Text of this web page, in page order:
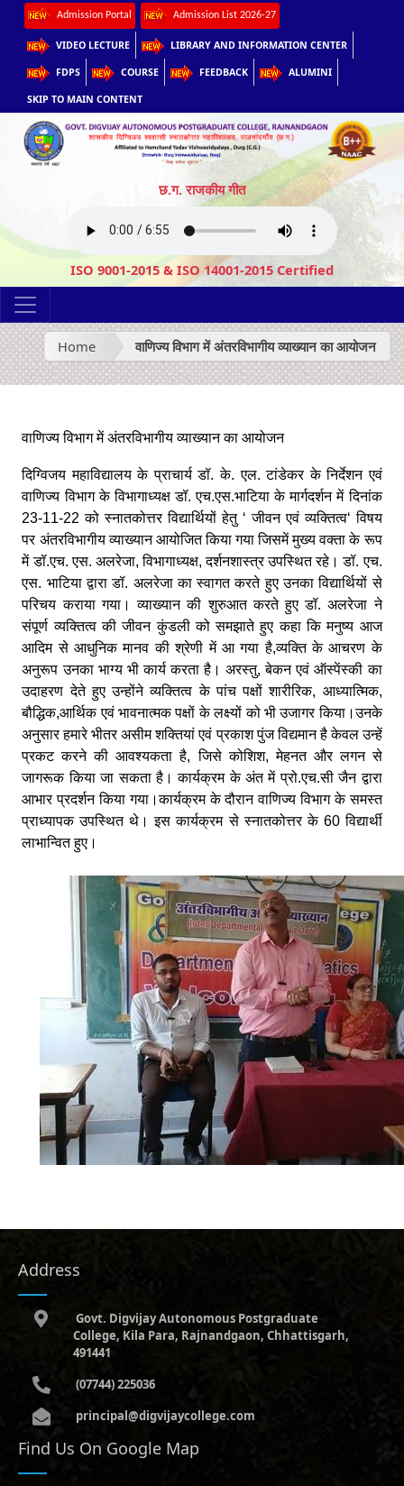
Admission Portal Admission List 2026-27
VIDEO LECTURE LIBRARY AND INFORMATION CENTER
FDPS COURSE FEEDBACK ALUMINI
SKIP TO MAIN CONTENT
छ.ग. राजकीय गीत
ISO 9001-2015 & ISO 14001-2015 Certified
Home वाणिज्य विभाग में अंतरविभागीय व्याख्यान का आयोजन
वाणिज्य विभाग में अंतरविभागीय व्याख्यान का आयोजन
दिग्विजय महाविद्यालय के प्राचार्य डॉ. के. एल. टांडेकर के निर्देशन एवं
वाणिज्य विभाग के विभागाध्यक्ष डॉ. एच.एस.भाटिया के मार्गदर्शन में दिनांक
23-11-22 को स्नातकोत्तर विद्यार्थियों हेतु ‘ जीवन एवं व्यक्तित्व‘ विषय
पर अंतरविभागीय व्याख्यान आयोजित किया गया जिसमें मुख्य वक्ता के रूप
में डॉ.एच. एस. अलरेजा, विभागाध्यक्ष, दर्शनशास्त्र उपस्थित रहे। डॉ. एच.
एस. भाटिया द्वारा डॉ. अलरेजा का स्वागत करते हुए उनका विद्यार्थियों से
परिचय कराया गया। व्याख्यान की शुरुआत करते हुए डॉ. अलरेजा ने
संपूर्ण व्यक्तित्व की जीवन कुंडली को समझाते हुए कहा कि मनुष्य आज
आदिम से आधुनिक मानव की श्रेणी में आ गया है,व्यक्ति के आचरण के
अनुरूप उनका भाग्य भी कार्य करता है। अरस्तु, बेकन एवं ऑस्पेंस्की का
उदाहरण देते हुए उन्होंने व्यक्तित्व के पांच पक्षों शारीरिक, आध्यात्मिक,
बौद्धिक,आर्थिक एवं भावनात्मक पक्षों के लक्ष्यों को भी उजागर किया।उनके
अनुसार हमारे भीतर असीम शक्तियां एवं प्रकाश पुंज विद्यमान है केवल उन्हें
प्रकट करने की आवश्यकता है, जिसे कोशिश, मेहनत और लगन से
जागरूक किया जा सकता है। कार्यक्रम के अंत में प्रो.एच.सी जैन द्वारा
आभार प्रदर्शन किया गया।कार्यक्रम के दौरान वाणिज्य विभाग के समस्त
प्राध्यापक उपस्थित थे। इस कार्यक्रम से स्नातकोत्तर के 60 विद्यार्थी
लाभान्वित हुए।
Address
Govt. Digvijay Autonomous Postgraduate
College, Kila Para, Rajnandgaon, Chhattisgarh,
491441
(07744) 225036
principal@digvijaycollege.com
Find Us On Google Map